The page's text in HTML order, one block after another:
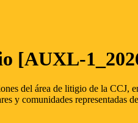
[AUXL-
del área de litigio de la
y comunidades representadas